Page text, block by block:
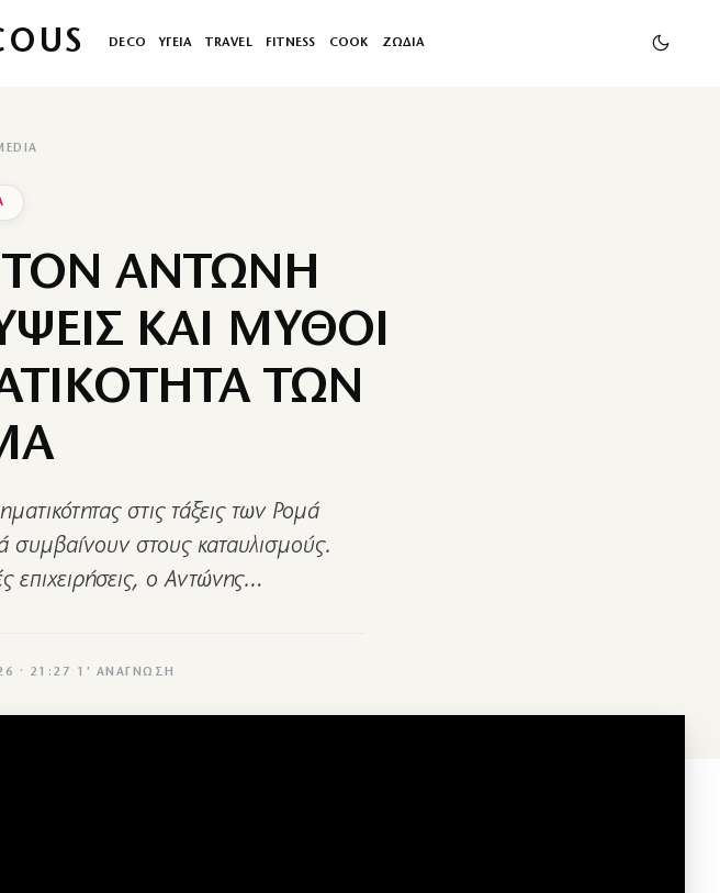
DECO ΥΓΕΙΑ TRAVEL FITNESS COOK ΖΩΔΙΑ
ΤΟΝ ΑΝΤΩΝΗ
ΚΑΙ ΜΥΘΟΙ
ΤΩΝ
στις τάξεις των Ρομά
συμβαίνουν στους καταυλισμούς.
επιχειρήσεις, ο Αντώνης…
· 21:27 · 1′ ΑΝΆΓΝΩΣΗ